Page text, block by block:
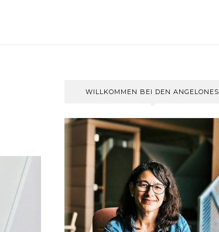
WILLKOMMEN BEI DEN ANGELONES